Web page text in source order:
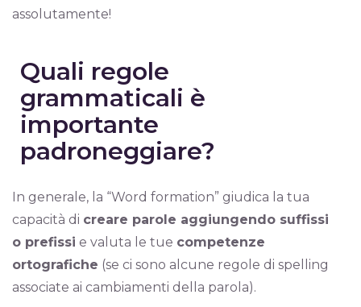
assolutamente!
Quali regole
grammaticali è
importante
padroneggiare?
In generale, la “Word formation” giudica la tua
capacità di creare parole aggiungendo suffissi
o prefissi e valuta le tue competenze
ortografiche (se ci sono alcune regole di spelling
associate ai cambiamenti della parola).